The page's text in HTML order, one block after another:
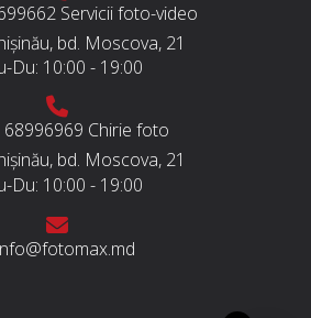
Servicii foto-video
bd. Moscova, 21
Du: 10:00 - 19:00
Chirie foto
bd. Moscova, 21
Du: 10:00 - 19:00